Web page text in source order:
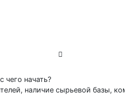
чего начать?
наличие сырьевой базы,